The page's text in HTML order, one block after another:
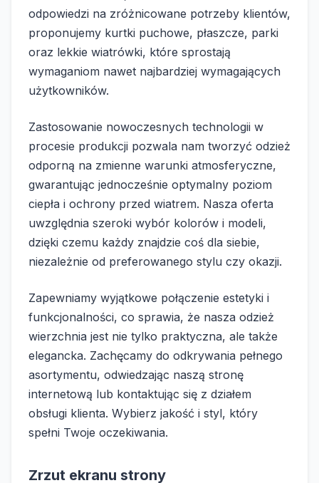
odpowiedzi na zróżnicowane potrzeby klientów,
proponujemy kurtki puchowe, płaszcze, parki
oraz lekkie wiatrówki, które sprostają
wymaganiom nawet najbardziej wymagających
użytkowników.
Zastosowanie nowoczesnych technologii w
procesie produkcji pozwala nam tworzyć odzież
odporną na zmienne warunki atmosferyczne,
gwarantując jednocześnie optymalny poziom
ciepła i ochrony przed wiatrem. Nasza oferta
uwzględnia szeroki wybór kolorów i modeli,
dzięki czemu każdy znajdzie coś dla siebie,
niezależnie od preferowanego stylu czy okazji.
Zapewniamy wyjątkowe połączenie estetyki i
funkcjonalności, co sprawia, że nasza odzież
wierzchnia jest nie tylko praktyczna, ale także
elegancka. Zachęcamy do odkrywania pełnego
asortymentu, odwiedzając naszą stronę
internetową lub kontaktując się z działem
obsługi klienta. Wybierz jakość i styl, który
spełni Twoje oczekiwania.
Zrzut ekranu strony